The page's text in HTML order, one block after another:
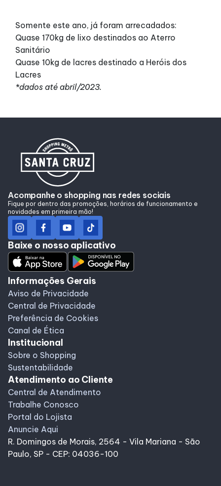
Somente este ano, já foram arrecadados:
Quase 170kg de lixo destinados ao Aterro
Sanitário
Quase 10kg de lacres destinado a Heróis dos
Lacres
*dados até abril/2023.
Acompanhe o shopping nas redes sociais
Fique por dentro das promoções, horários de funcionamento e
novidades em primeira mão!
Baixe o nosso aplicativo
Informações Gerais
Aviso de Privacidade
Central de Privacidade
Preferência de Cookies
Canal de Ética
Institucional
Sobre o Shopping
Sustentabilidade
Atendimento ao Cliente
Central de Atendimento
Trabalhe Conosco
Portal do Lojista
Anuncie Aqui
R. Domingos de Morais, 2564 - Vila Mariana - São
Paulo, SP - CEP: 04036-100